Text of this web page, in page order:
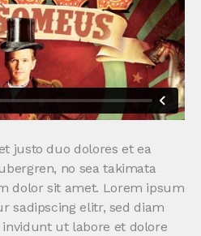
justo duo dolores et ea
no sea takimata
dolor sit amet. Lorem ipsum
sadipscing elitr, sed diam
ut labore et dolore